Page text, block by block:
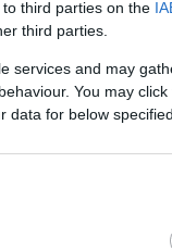
third parties on the
third parties.
services and may
You may
data for below